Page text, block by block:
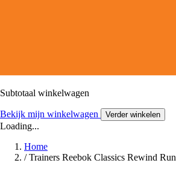
Subtotaal winkelwagen
Bekijk mijn winkelwagen Verder winkelen
Loading...
Home
/ Trainers Reebok Classics Rewind Run